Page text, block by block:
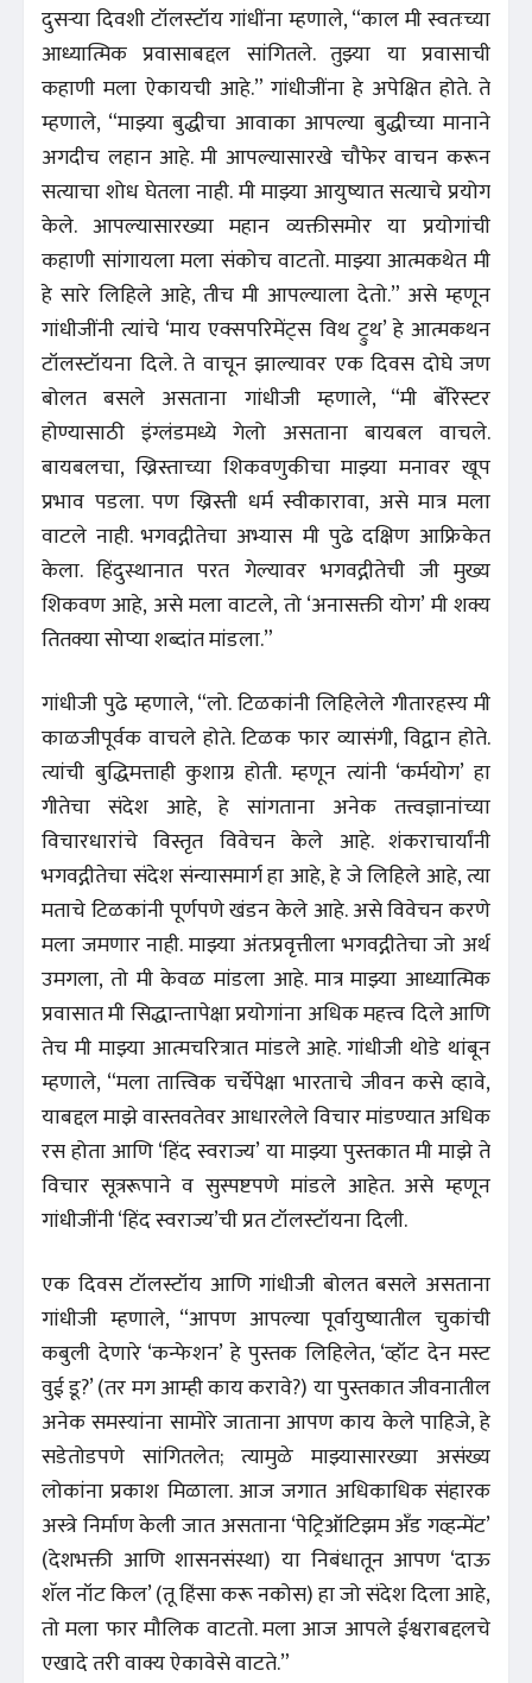
दुसऱ्या दिवशी टॉलस्टॉय गांधींना म्हणाले, “काल मी स्वतःच्या
आध्यात्मिक प्रवासाबद्दल सांगितले. तुझ्या या प्रवासाची
कहाणी मला ऐकायची आहे.” गांधीजींना हे अपेक्षित होते. ते
म्हणाले, “माझ्या बुद्धीचा आवाका आपल्या बुद्धीच्या मानाने
अगदीच लहान आहे. मी आपल्यासारखे चौफेर वाचन करून
सत्याचा शोध घेतला नाही. मी माझ्या आयुष्यात सत्याचे प्रयोग
केले. आपल्यासारख्या महान व्यक्तीसमोर या प्रयोगांची
कहाणी सांगायला मला संकोच वाटतो. माझ्या आत्मकथेत मी
हे सारे लिहिले आहे, तीच मी आपल्याला देतो.” असे म्हणून
गांधीजींनी त्यांचे ‘माय एक्सपरिमेंट्स विथ ट्रुथ’ हे आत्मकथन
टॉलस्टॉयना दिले. ते वाचून झाल्यावर एक दिवस दोघे जण
बोलत बसले असताना गांधीजी म्हणाले, “मी बॅरिस्टर
होण्यासाठी इंग्लंडमध्ये गेलो असताना बायबल वाचले.
बायबलचा, ख्रिस्ताच्या शिकवणुकीचा माझ्या मनावर खूप
प्रभाव पडला. पण ख्रिस्ती धर्म स्वीकारावा, असे मात्र मला
वाटले नाही. भगवद्गीतेचा अभ्यास मी पुढे दक्षिण आफ्रिकेत
केला. हिंदुस्थानात परत गेल्यावर भगवद्गीतेची जी मुख्य
शिकवण आहे, असे मला वाटले, तो ‘अनासक्ती योग’ मी शक्य
तितक्या सोप्या शब्दांत मांडला.”
गांधीजी पुढे म्हणाले, “लो. टिळकांनी लिहिलेले गीतारहस्य मी
काळजीपूर्वक वाचले होते. टिळक फार व्यासंगी, विद्वान होते.
त्यांची बुद्धिमत्ताही कुशाग्र होती. म्हणून त्यांनी ‘कर्मयोग’ हा
गीतेचा संदेश आहे, हे सांगताना अनेक तत्त्वज्ञानांच्या
विचारधारांचे विस्तृत विवेचन केले आहे. शंकराचार्यांनी
भगवद्गीतेचा संदेश संन्यासमार्ग हा आहे, हे जे लिहिले आहे, त्या
मताचे टिळकांनी पूर्णपणे खंडन केले आहे. असे विवेचन करणे
मला जमणार नाही. माझ्या अंतःप्रवृत्तीला भगवद्गीतेचा जो अर्थ
उमगला, तो मी केवळ मांडला आहे. मात्र माझ्या आध्यात्मिक
प्रवासात मी सिद्धान्तापेक्षा प्रयोगांना अधिक महत्त्व दिले आणि
तेच मी माझ्या आत्मचरित्रात मांडले आहे. गांधीजी थोडे थांबून
म्हणाले, “मला तात्त्विक चर्चेपेक्षा भारताचे जीवन कसे व्हावे,
याबद्दल माझे वास्तवतेवर आधारलेले विचार मांडण्यात अधिक
रस होता आणि ‘हिंद स्वराज्य’ या माझ्या पुस्तकात मी माझे ते
विचार सूत्ररूपाने व सुस्पष्टपणे मांडले आहेत. असे म्हणून
गांधीजींनी ‘हिंद स्वराज्य’ची प्रत टॉलस्टॉयना दिली.
एक दिवस टॉलस्टॉय आणि गांधीजी बोलत बसले असताना
गांधीजी म्हणाले, “आपण आपल्या पूर्वायुष्यातील चुकांची
कबुली देणारे ‘कन्फेशन’ हे पुस्तक लिहिलेत, ‘व्हॉट देन मस्ट
वुई डू?’ (तर मग आम्ही काय करावे?) या पुस्तकात जीवनातील
अनेक समस्यांना सामोरे जाताना आपण काय केले पाहिजे, हे
सडेतोडपणे सांगितलेत; त्यामुळे माझ्यासारख्या असंख्य
लोकांना प्रकाश मिळाला. आज जगात अधिकाधिक संहारक
अस्त्रे निर्माण केली जात असताना ‘पेट्रिऑटिझम अँड गव्हन्मेंट’
(देशभक्ती आणि शासनसंस्था) या निबंधातून आपण ‘दाऊ
शॅल नॉट किल’ (तू हिंसा करू नकोस) हा जो संदेश दिला आहे,
तो मला फार मौलिक वाटतो. मला आज आपले ईश्वराबद्दलचे
एखादे तरी वाक्य ऐकावेसे वाटते.”